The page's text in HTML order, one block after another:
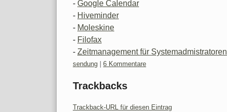
- Google Calendar
- Hiveminder
- Moleskine
- Filofax
- Zeitmanagement für Systemadmistratoren
Kategorien:
sendung 6 Kommentare
Trackbacks
Trackback-URL für diesen Eintrag